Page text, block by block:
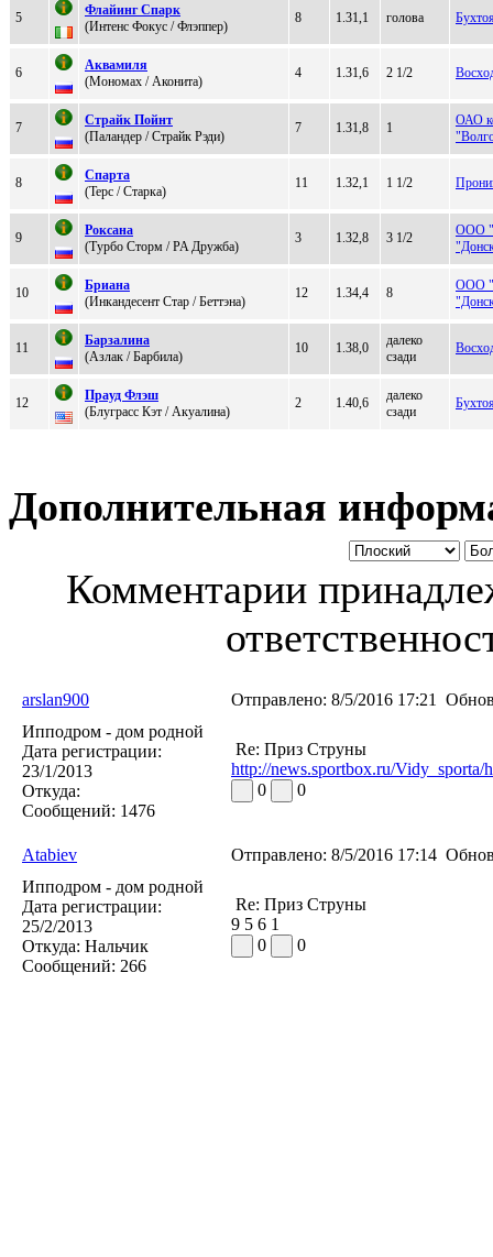
5
Флайинг Спарк
(Интeнc Фокуc / Флэппeр)
8 1.31,1 голова
6
Aквaмиля
(Mономaх / Аконита)
4 1.31,6 2 1/2
7
Стpaйк Пoйнт
(Паландер / Cтрaйк Рэди)
7 1.31,8 1
ОАО
8
Cпaртa
(Tepс / Старка)
11 1.32,1 1 1/2
9
Pокcaнa
(Tуpбo Cтopм / PA Дpужбa)
3 1.32,8 3 1/2
ООО
10
Бриaнa
(Инкандеcент Стар / Беттэна)
12 1.34,4 8
ООО
11
Бaрзaлинa
(Aзлaк / Баpбила)
10 1.38,0
далеко
сзади
12
Пpaуд Флэш
(Блугpасс Кэт / Акуaлинa)
2 1.40,6
далеко
сзади
Дополнительная
Комментарии
arslan900 Отправлено: 8/5/2016 17:21
Ипподром - дом родной
Дата регистрации:
23/1/2013
Откуда:
Сообщений: 1476
Re: Приз Струны
http://news.sportbox.ru/Vidy_sporta/
0
0
Atabiev Отправлено: 8/5/2016 17:14
Ипподром - дом родной
Дата регистрации:
25/2/2013
Откуда: Нальчик
Сообщений: 266
Re: Приз Струны
9 5 6 1
0
0